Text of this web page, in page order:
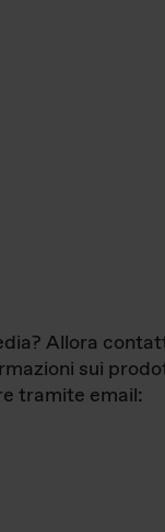
Allora
sui
tramite email: